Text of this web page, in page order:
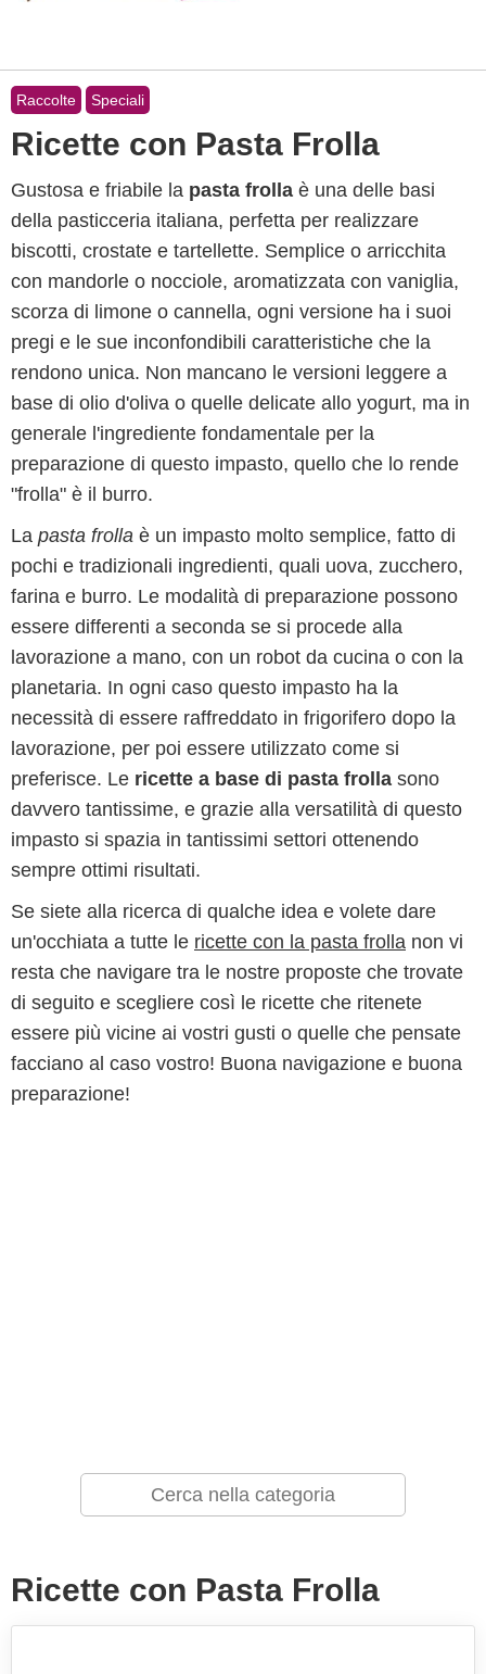
Raccolte Speciali
Ricette con Pasta Frolla
Gustosa e friabile la pasta frolla è una delle basi
della pasticceria italiana, perfetta per realizzare
biscotti, crostate e tartellette. Semplice o arricchita
con mandorle o nocciole, aromatizzata con vaniglia,
scorza di limone o cannella, ogni versione ha i suoi
pregi e le sue inconfondibili caratteristiche che la
rendono unica. Non mancano le versioni leggere a
base di olio d'oliva o quelle delicate allo yogurt, ma in
generale l'ingrediente fondamentale per la
preparazione di questo impasto, quello che lo rende
"frolla" è il burro.
La pasta frolla è un impasto molto semplice, fatto di
pochi e tradizionali ingredienti, quali uova, zucchero,
farina e burro. Le modalità di preparazione possono
essere differenti a seconda se si procede alla
lavorazione a mano, con un robot da cucina o con la
planetaria. In ogni caso questo impasto ha la
necessità di essere raffreddato in frigorifero dopo la
lavorazione, per poi essere utilizzato come si
preferisce. Le ricette a base di pasta frolla sono
davvero tantissime, e grazie alla versatilità di questo
impasto si spazia in tantissimi settori ottenendo
sempre ottimi risultati.
Se siete alla ricerca di qualche idea e volete dare
un'occhiata a tutte le ricette con la pasta frolla non vi
resta che navigare tra le nostre proposte che trovate
di seguito e scegliere così le ricette che ritenete
essere più vicine ai vostri gusti o quelle che pensate
facciano al caso vostro! Buona navigazione e buona
preparazione!
Ricette con Pasta Frolla